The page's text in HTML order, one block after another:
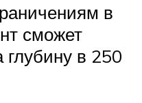
в
сможет
в 250